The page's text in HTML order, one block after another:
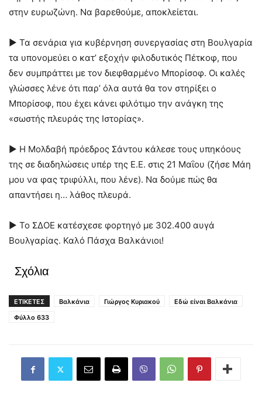
στην ευρωζώνη. Να βαρεθούμε, αποκλείεται.
► Τα σενάρια για κυβέρνηση συνεργασίας στη Βουλγαρία
τα υπονομεύει ο κατ’ εξοχήν φιλοδυτικός Πέτκοφ, που
δεν συμπράττει με τον διεφθαρμένο Μπορίσοφ. Οι καλές
γλώσσες λένε ότι παρ’ όλα αυτά θα τον στηρίξει ο
Μπορίσοφ, που έχει κάνει φιλότιμο την ανάγκη της
«σωστής πλευράς της Ιστορίας».
► Η Μολδαβή πρόεδρος Σάντου κάλεσε τους υπηκόους
της σε διαδηλώσεις υπέρ της Ε.Ε. στις 21 Μαΐου (ζήσε Μάη
μου να φας τριφύλλι, που λένε). Να δούμε πώς θα
απαντήσει η… λάθος πλευρά.
► Το ΣΔΟΕ κατέσχεσε φορτηγό με 302.400 αυγά
Βουλγαρίας. Καλό Πάσχα Βαλκάνιοι!
Σχόλια
ΕΤΙΚΕΤΕΣ Βαλκάνια Γιώργος Κυριακού
Εδώ είναι Βαλκάνια
Φύλλο 633